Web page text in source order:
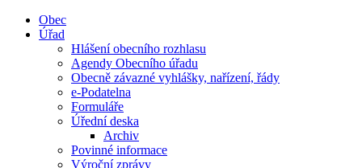
Obec
Úřad
Hlášení obecního rozhlasu
Agendy Obecního úřadu
Obecně závazné vyhlášky, nařízení, řády
e-Podatelna
Formuláře
Úřední deska
Archiv
Povinné informace
Výroční zprávy